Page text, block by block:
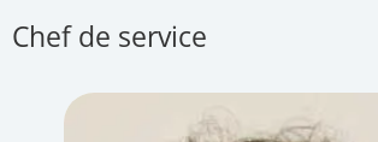
Chef de service